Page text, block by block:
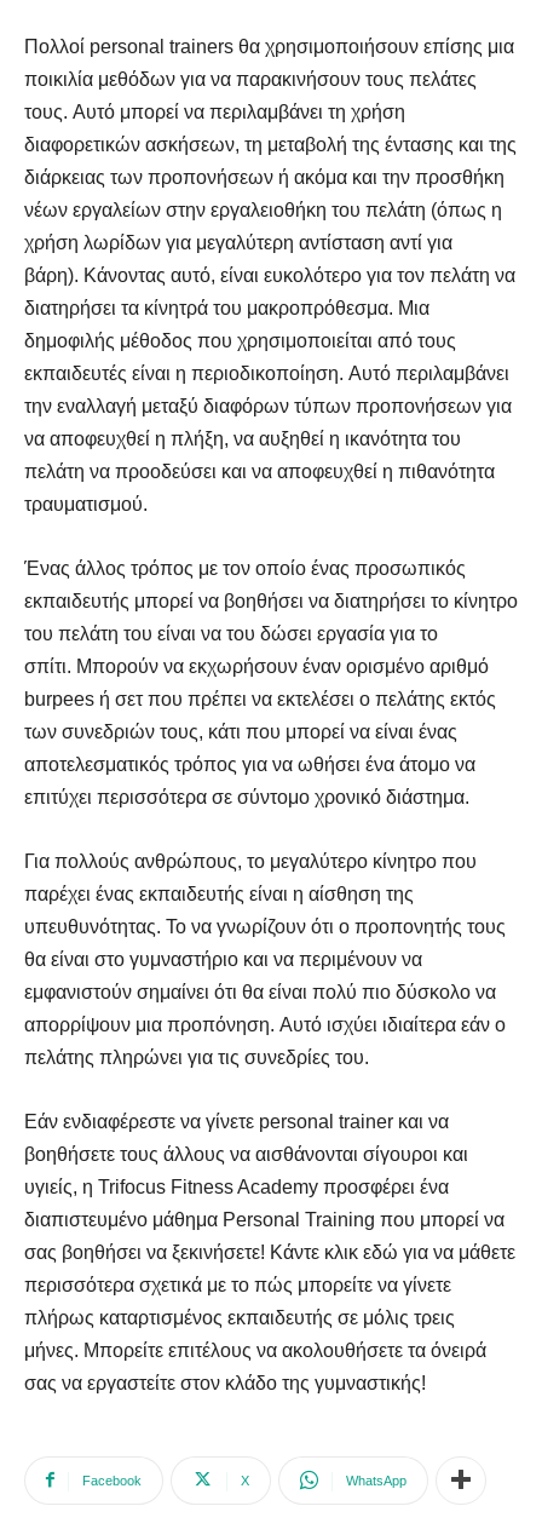
SELF FINDER
Βρες Γυμναστή, Διαιτολόγο,
Γιατρό & Φυσικοθεραπευτή
Αναζήτηση
SELF FINDER
Βρες Γυμναστή, Διαιτολόγο,
Γιατρό & Φυσικοθεραπευτή
Αναζήτηση
Πολλοί personal trainers θα χρησιμοποιήσουν επίσης μια
ποικιλία μεθόδων για να παρακινήσουν τους πελάτες
τους. Αυτό μπορεί να περιλαμβάνει τη χρήση
διαφορετικών ασκήσεων, τη μεταβολή της έντασης και της
διάρκειας των προπονήσεων ή ακόμα και την προσθήκη
νέων εργαλείων στην εργαλειοθήκη του πελάτη (όπως η
χρήση λωρίδων για μεγαλύτερη αντίσταση αντί για
βάρη). Κάνοντας αυτό, είναι ευκολότερο για τον πελάτη να
διατηρήσει τα κίνητρά του μακροπρόθεσμα. Μια
δημοφιλής μέθοδος που χρησιμοποιείται από τους
εκπαιδευτές είναι η περιοδικοποίηση. Αυτό περιλαμβάνει
την εναλλαγή μεταξύ διαφόρων τύπων προπονήσεων για
να αποφευχθεί η πλήξη, να αυξηθεί η ικανότητα του
πελάτη να προοδεύσει και να αποφευχθεί η πιθανότητα
τραυματισμού.
Ένας άλλος τρόπος με τον οποίο ένας προσωπικός
εκπαιδευτής μπορεί να βοηθήσει να διατηρήσει το κίνητρο
του πελάτη του είναι να του δώσει εργασία για το
σπίτι. Μπορούν να εκχωρήσουν έναν ορισμένο αριθμό
burpees ή σετ που πρέπει να εκτελέσει ο πελάτης εκτός
των συνεδριών τους, κάτι που μπορεί να είναι ένας
αποτελεσματικός τρόπος για να ωθήσει ένα άτομο να
επιτύχει περισσότερα σε σύντομο χρονικό διάστημα.
Για πολλούς ανθρώπους, το μεγαλύτερο κίνητρο που
παρέχει ένας εκπαιδευτής είναι η αίσθηση της
υπευθυνότητας. Το να γνωρίζουν ότι ο προπονητής τους
θα είναι στο γυμναστήριο και να περιμένουν να
εμφανιστούν σημαίνει ότι θα είναι πολύ πιο δύσκολο να
απορρίψουν μια προπόνηση. Αυτό ισχύει ιδιαίτερα εάν ο
πελάτης πληρώνει για τις συνεδρίες του.
Εάν ενδιαφέρεστε να γίνετε personal trainer και να
βοηθήσετε τους άλλους να αισθάνονται σίγουροι και
υγιείς, η Trifocus Fitness Academy προσφέρει ένα
διαπιστευμένο μάθημα Personal Training που μπορεί να
σας βοηθήσει να ξεκινήσετε! Κάντε κλικ εδώ για να μάθετε
περισσότερα σχετικά με το πώς μπορείτε να γίνετε
πλήρως καταρτισμένος εκπαιδευτής σε μόλις τρεις
μήνες. Μπορείτε επιτέλους να ακολουθήσετε τα όνειρά
σας να εργαστείτε στον κλάδο της γυμναστικής!
Facebook X WhatsApp